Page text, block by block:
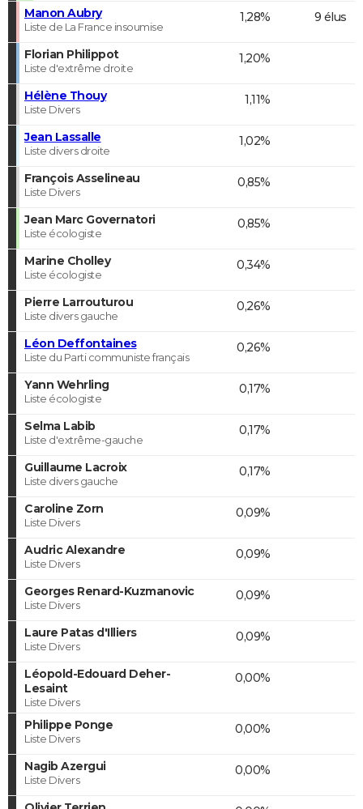
Manon Aubry
Liste de La France insoumise
1,28% 9 élus
Florian Philippot
Liste d'extrême droite
1,20%
Hélène Thouy
Liste Divers
1,11%
Jean Lassalle
Liste divers droite
1,02%
François Asselineau
Liste Divers
0,85%
Jean Marc Governatori
Liste écologiste
0,85%
Marine Cholley
Liste écologiste
0,34%
Pierre Larrouturou
Liste divers gauche
0,26%
Léon Deffontaines
Liste du Parti communiste français
0,26%
Yann Wehrling
Liste écologiste
0,17%
Selma Labib
Liste d'extrême-gauche
0,17%
Guillaume Lacroix
Liste divers gauche
0,17%
Caroline Zorn
Liste Divers
0,09%
Audric Alexandre
Liste Divers
0,09%
Georges Renard-Kuzmanovic
Liste Divers
0,09%
Laure Patas d'Illiers
Liste Divers
0,09%
Léopold-Edouard Deher-
Lesaint
Liste Divers
0,00%
Philippe Ponge
Liste Divers
0,00%
Nagib Azergui
Liste Divers
0,00%